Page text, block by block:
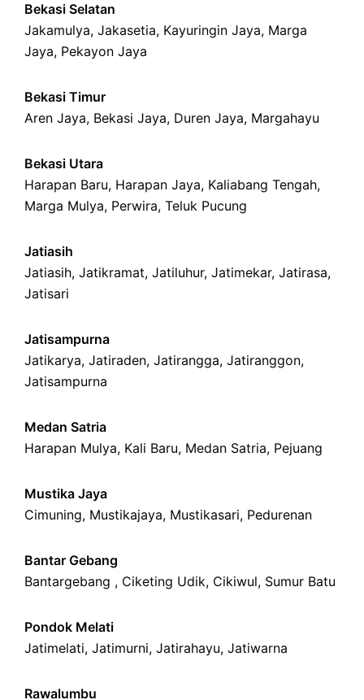
Bekasi Selatan
Jakamulya, Jakasetia, Kayuringin Jaya, Marga
Jaya, Pekayon Jaya
Bekasi Timur
Aren Jaya, Bekasi Jaya, Duren Jaya, Margahayu
Bekasi Utara
Harapan Baru, Harapan Jaya, Kaliabang Tengah,
Marga Mulya, Perwira, Teluk Pucung
Jatiasih
Jatiasih, Jatikramat, Jatiluhur, Jatimekar, Jatirasa,
Jatisari
Jatisampurna
Jatikarya, Jatiraden, Jatirangga, Jatiranggon,
Jatisampurna
Medan Satria
Harapan Mulya, Kali Baru, Medan Satria, Pejuang
Mustika Jaya
Cimuning, Mustikajaya, Mustikasari, Pedurenan
Bantar Gebang
Bantargebang , Ciketing Udik, Cikiwul, Sumur Batu
Pondok Melati
Jatimelati, Jatimurni, Jatirahayu, Jatiwarna
Rawalumbu